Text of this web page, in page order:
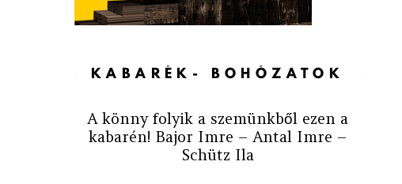
KABARÉK- BOHÓZATOK
A könny folyik a szemünkből ezen a
kabarén! Bajor Imre – Antal Imre –
Schütz Ila